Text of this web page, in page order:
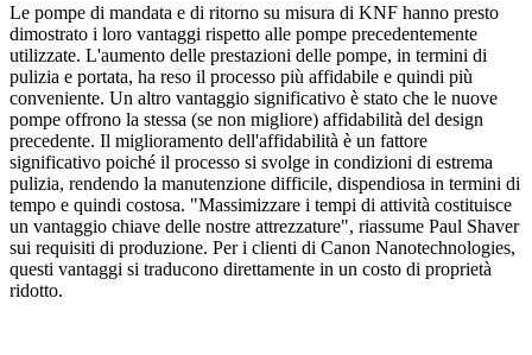
Le pompe di mandata e di ritorno su misura di KNF hanno presto
dimostrato i loro vantaggi rispetto alle pompe precedentemente
utilizzate. L'aumento delle prestazioni delle pompe, in termini di
pulizia e portata, ha reso il processo più affidabile e quindi più
conveniente. Un altro vantaggio significativo è stato che le nuove
pompe offrono la stessa (se non migliore) affidabilità del design
precedente. Il miglioramento dell'affidabilità è un fattore
significativo poiché il processo si svolge in condizioni di estrema
pulizia, rendendo la manutenzione difficile, dispendiosa in termini di
tempo e quindi costosa. "Massimizzare i tempi di attività costituisce
un vantaggio chiave delle nostre attrezzature", riassume Paul Shaver
sui requisiti di produzione. Per i clienti di Canon Nanotechnologies,
questi vantaggi si traducono direttamente in un costo di proprietà
ridotto.